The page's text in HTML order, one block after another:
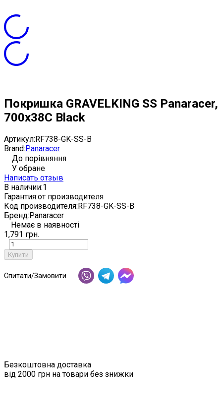
Покришка GRAVELKING SS Panaracer,
700x38C Black
Артикул:RF738-GK-SS-B
Brand:Panaracer
До порівняння
У обране
Написать отзыв
В наличии:1
Гарантия:от производителя
Код производителя:RF738-GK-SS-B
Бренд:Panaracer
Немає в наявності
1,791 грн.
Купити
Спитати/Замовити
Безкоштовна доставка
від 2000 грн на товари без знижки